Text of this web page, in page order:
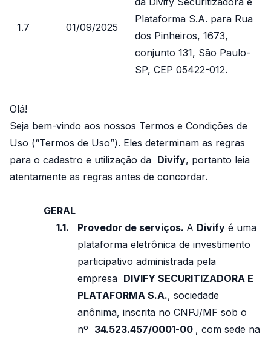
1.7 01/09/2025
Plataforma S.A. para Rua
dos Pinheiros, 1673,
conjunto 131, São Paulo-
SP, CEP 05422-012.
Olá!
Seja bem-vindo aos nossos Termos e Condições de
Uso (“Termos de Uso”). Eles determinam as regras
para o cadastro e utilização da Divify, portanto leia
atentamente as regras antes de concordar.
GERAL
Provedor de serviços. A Divify é uma
plataforma eletrônica de investimento
participativo administrada pela
empresa DIVIFY SECURITIZADORA E
PLATAFORMA S.A., sociedade
anônima, inscrita no CNPJ/MF sob o
nº 34.523.457/0001-00 , com sede na